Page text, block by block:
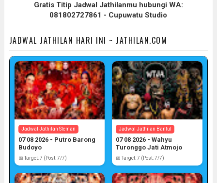
Gratis Titip Jadwal Jathilanmu hubungi WA:
081802727861 - Cupuwatu Studio
JADWAL JATHILAN HARI INI ~ JATHILAN.COM
Jadwal Jathilan Sleman
07 08 2026 - Putro Barong
Budoyo
📅 Target: 7 (Post: 7/7)
Jadwal Jathilan Bantul
07 08 2026 - Wahyu
Turonggo Jati Atmojo
📅 Target: 7 (Post: 7/7)